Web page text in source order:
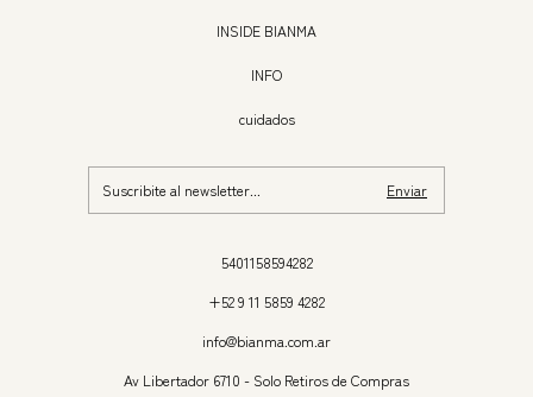
INSIDE BIANMA
INFO
cuidados
5401158594282
+52 9 11 5859 4282
info@bianma.com.ar
Av Libertador 6710 - Solo Retiros de Compras